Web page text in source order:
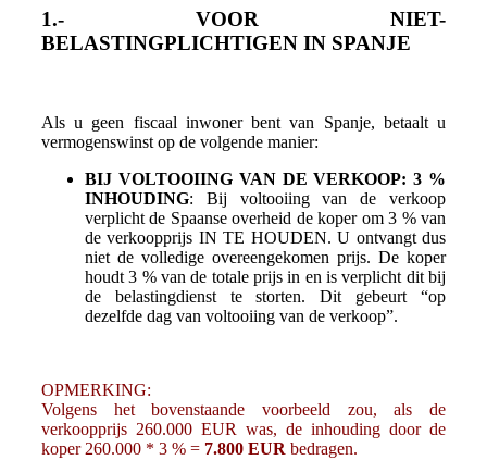
1.- VOOR NIET-
BELASTINGPLICHTIGEN IN SPANJE
Als u geen fiscaal inwoner bent van Spanje, betaalt u
vermogenswinst op de volgende manier:
BIJ VOLTOOIING VAN DE VERKOOP: 3 %
INHOUDING: Bij voltooiing van de verkoop
verplicht de Spaanse overheid de koper om 3 % van
de verkoopprijs IN TE HOUDEN. U ontvangt dus
niet de volledige overeengekomen prijs. De koper
houdt 3 % van de totale prijs in en is verplicht dit bij
de belastingdienst te storten. Dit gebeurt “op
dezelfde dag van voltooiing van de verkoop”.
OPMERKING:
Volgens het bovenstaande voorbeeld zou, als de
verkoopprijs 260.000 EUR was, de inhouding door de
koper 260.000 * 3 % = 7.800 EUR bedragen.